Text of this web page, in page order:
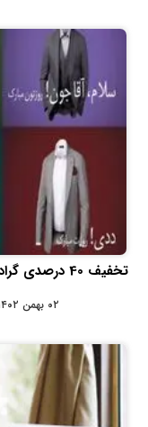
تخفیف 40 درصدی گراد به مناسبت روز مرد
۰۲ بهمن ۱۴۰۲ - ۱۹:۵۲